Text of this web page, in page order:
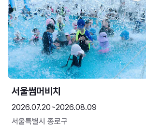
서울썸머비치
2026.07.20~2026.08.09
서울특별시 종로구